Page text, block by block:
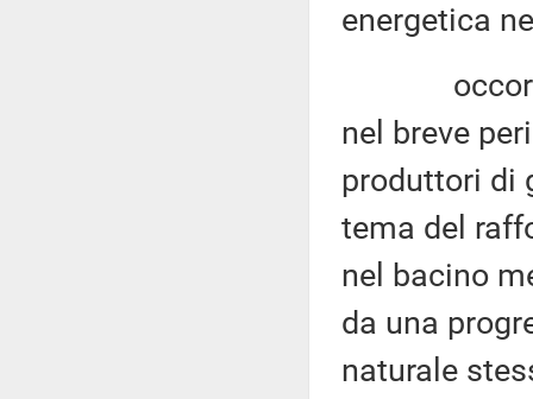
energetica
nel breve
produttori di
tema del
nel bacino
da una
naturale